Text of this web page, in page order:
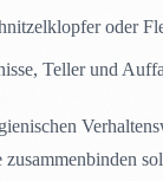
oder
Teller und
zusammenbinden